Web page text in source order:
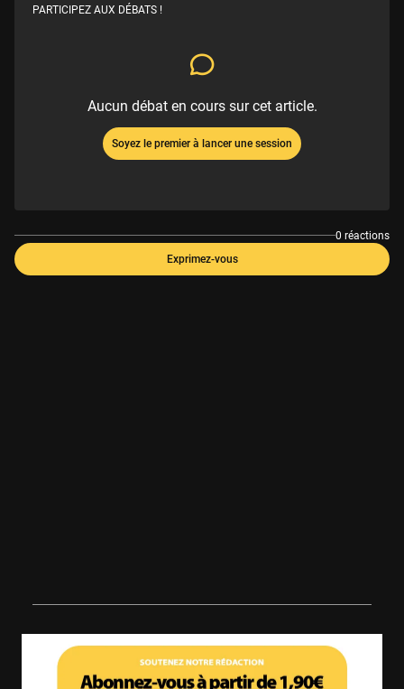
PARTICIPEZ AUX DÉBATS !
Aucun débat en cours sur cet article.
Soyez le premier à lancer une session
0 réactions
Exprimez-vous